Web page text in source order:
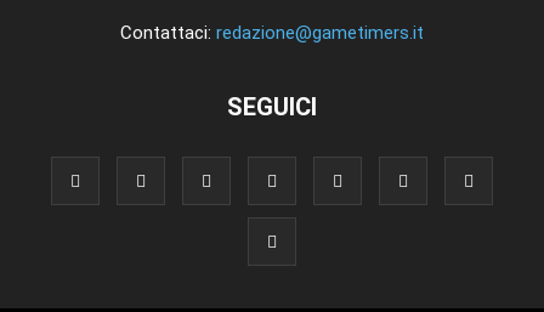
Contattaci: redazione@gametimers.it
SEGUICI